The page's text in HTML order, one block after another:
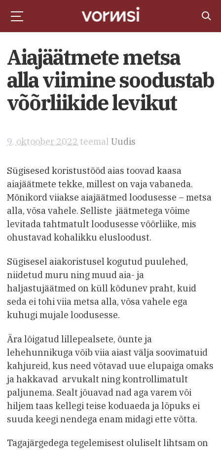
Aiajäätmete metsa
alla viimine soodustab
võõrliikide levikut
9. oktoober 2022 teemal Uudis
Sügisesed koristustööd aias toovad kaasa
aiajäätmete tekke, millest on vaja vabaneda.
Mõnikord viiakse aiajäätmed loodusesse – metsa
alla, võsa vahele. Selliste jäätmetega võime
levitada tahtmatult loodusesse võõrliike, mis
ohustavad kohalikku elusloodust.
Sügisesel aiakoristusel kogutud puulehed,
niidetud muru ning muud aia- ja
haljastujäätmed on küll kõdunev praht, kuid
seda ei tohi viia metsa alla, võsa vahele ega
kuhugi mujale loodusesse.
Ära lõigatud lillepealsete, õunte ja
lehehunnikuga võib viia aiast välja soovimatuid
kahjureid, kus need võtavad uue elupaiga omaks
ja hakkavad arvukalt ning kontrollimatult
paljunema. Sealt jõuavad nad aga varem või
hiljem taas kellegi teise koduaeda ja lõpuks ei
suuda keegi nendega enam midagi ette võtta.
Tagajärgedega tegelemisest oluliselt lihtsam on